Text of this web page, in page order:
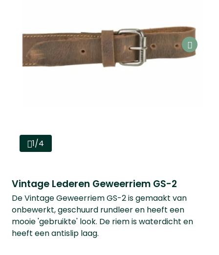
1/4
Vintage Lederen Geweerriem GS-2
De Vintage Geweerriem GS-2 is gemaakt van
onbewerkt, geschuurd rundleer en heeft een
mooie 'gebruikte' look. De riem is waterdicht en
heeft een antislip laag.